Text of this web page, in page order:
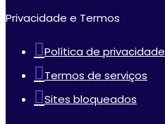
Privacidade e Termos
Política de privacidade
Termos de serviços
Sites bloqueados